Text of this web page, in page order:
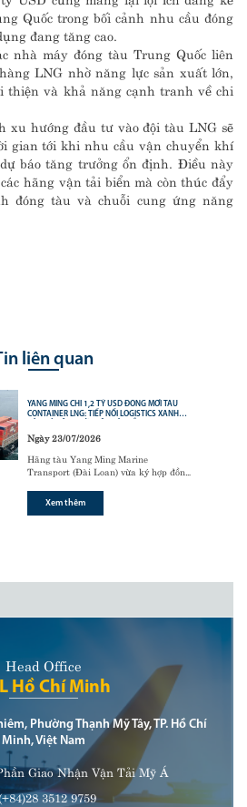
Quốc trong bối cảnh nhu cầu đóng
đang tăng cao.
nhà máy đóng tàu Trung Quốc liên
LNG nhờ năng lực sản xuất lớn,
thiện và khả năng cạnh tranh về chi
xu hướng đầu tư vào đội tàu LNG sẽ
gian tới khi nhu cầu vận chuyển khí
báo tăng trưởng ổn định. Điều này
hãng vận tải biển mà còn thúc đẩy
đóng tàu và chuỗi cung ứng năng
liên quan
YANG MING CHI 1,2 TỶ USD ĐÓNG MỚI TÀU
CONTAINER LNG: TIẾP NỐI LOGISTICS XANH
Ngày 23/07/2026
Hãng tàu Yang Ming Marine
Transport (Đài Loan) vừa ký hợp đồng
(Hàn Quốc) để đóng mới
container sử dụng động cơ nhiên liệu
Xem thêm
Head Office
Hồ Chí Minh
Phường Thạnh Mỹ Tây, TP. Hồ Chí
Minh, Việt Nam
Giao Nhận Vận Tải Mỹ Á
3512 9759